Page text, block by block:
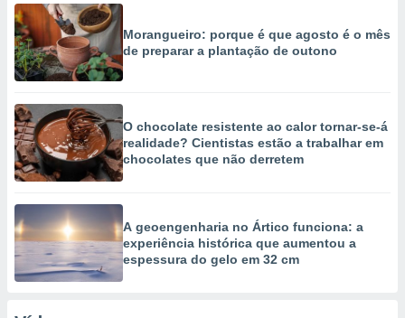
Morangueiro: porque é que agosto é o mês
de preparar a plantação de outono
O chocolate resistente ao calor tornar-se-á
realidade? Cientistas estão a trabalhar em
chocolates que não derretem
A geoengenharia no Ártico funciona: a
experiência histórica que aumentou a
espessura do gelo em 32 cm